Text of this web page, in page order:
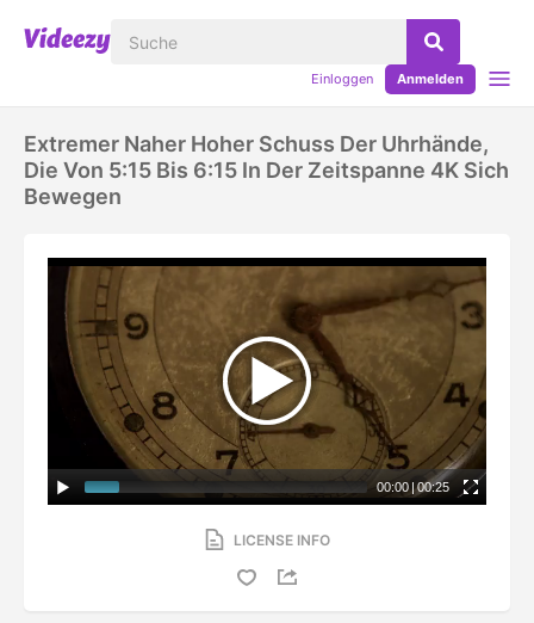
Einloggen Anmelden
Extremer Naher Hoher Schuss Der Uhrhände,
Die Von 5:15 Bis 6:15 In Der Zeitspanne 4K Sich
Bewegen
00:00 |00:25
LICENSE INFO